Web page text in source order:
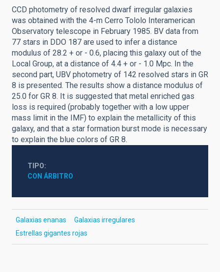
CCD photometry of resolved dwarf irregular galaxies
was obtained with the 4-m Cerro Tololo Interamerican
Observatory telescope in February 1985. BV data from
77 stars in DDO 187 are used to infer a distance
modulus of 28.2 + or - 0.6, placing this galaxy out of the
Local Group, at a distance of 4.4 + or - 1.0 Mpc. In the
second part, UBV photometry of 142 resolved stars in GR
8 is presented. The results show a distance modulus of
25.0 for GR 8. It is suggested that metal enriched gas
loss is required (probably together with a low upper
mass limit in the IMF) to explain the metallicity of this
galaxy, and that a star formation burst mode is necessary
to explain the blue colors of GR 8.
TIPO
CON ÁRBITRO
Galaxias enanas
Galaxias irregulares
Estrellas gigantes rojas